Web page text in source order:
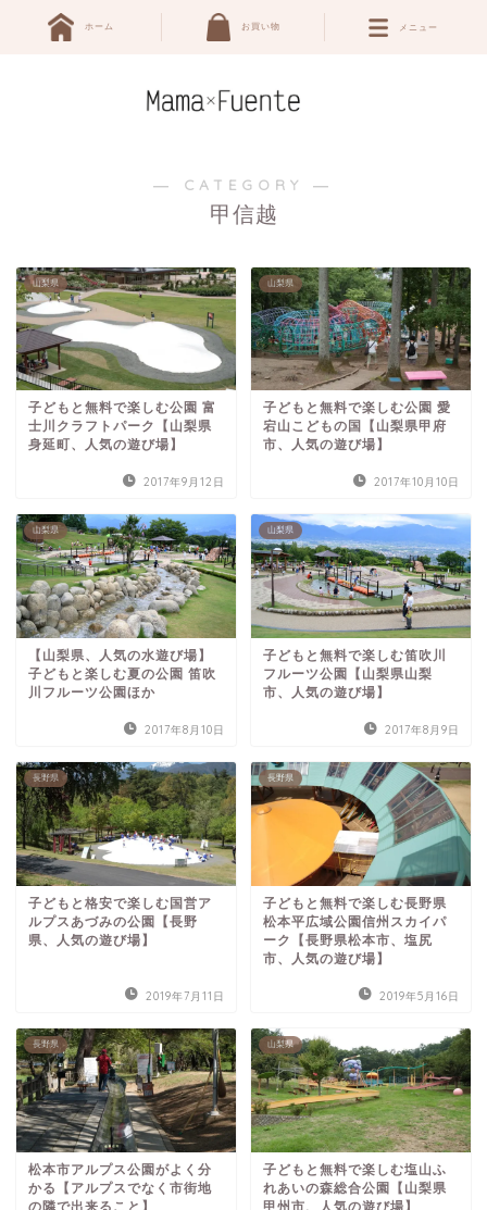
メニュー
ホーム お買い物
― CATEGORY ―
甲信越
山梨県
子どもと無料で楽しむ公園 富
士川クラフトパーク【山梨県
身延町、人気の遊び場】
2017年9月12日
山梨県
子どもと無料で楽しむ公園 愛
宕山こどもの国【山梨県甲府
市、人気の遊び場】
2017年10月10日
山梨県
【山梨県、人気の水遊び場】
子どもと楽しむ夏の公園 笛吹
川フルーツ公園ほか
2017年8月10日
山梨県
子どもと無料で楽しむ笛吹川
フルーツ公園【山梨県山梨
市、人気の遊び場】
2017年8月9日
長野県
子どもと格安で楽しむ国営ア
ルプスあづみの公園【長野
県、人気の遊び場】
2019年7月11日
長野県
子どもと無料で楽しむ長野県
松本平広域公園信州スカイパ
ーク【長野県松本市、塩尻
市、人気の遊び場】
2019年5月16日
長野県
松本市アルプス公園がよく分
かる【アルプスでなく市街地
の隣で出来ること】
山梨県
子どもと無料で楽しむ塩山ふ
れあいの森総合公園【山梨県
甲州市、人気の遊び場】